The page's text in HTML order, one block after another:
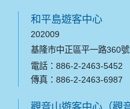
和平島遊客中心
202009
基隆市中正區平一路360號
電話：886-2-2463-5452
傳真：886-2-2463-6987